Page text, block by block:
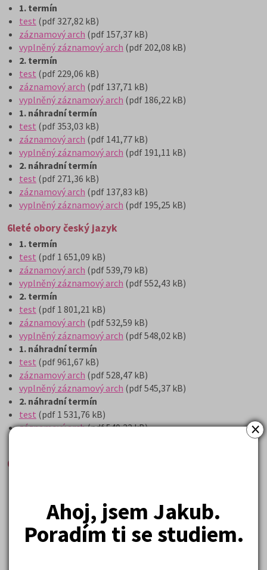
×
Ahoj, jsem Jakub.
Poradím ti se studiem.
1. termín
test (pdf 327,82 kB)
záznamový arch (pdf 157,37 kB)
vyplněný záznamový arch (pdf 202,08 kB)
2. termín
test (pdf 229,06 kB)
záznamový arch (pdf 137,71 kB)
vyplněný záznamový arch (pdf 186,22 kB)
1. náhradní termín
test (pdf 353,03 kB)
záznamový arch (pdf 141,77 kB)
vyplněný záznamový arch (pdf 191,11 kB)
2. náhradní termín
test (pdf 271,36 kB)
záznamový arch (pdf 137,83 kB)
vyplněný záznamový arch (pdf 195,25 kB)
6leté obory český jazyk
1. termín
test (pdf 1 651,09 kB)
záznamový arch (pdf 539,79 kB)
vyplněný záznamový arch (pdf 552,43 kB)
2. termín
test (pdf 1 801,21 kB)
záznamový arch (pdf 532,59 kB)
vyplněný záznamový arch (pdf 548,02 kB)
1. náhradní termín
test (pdf 961,67 kB)
záznamový arch (pdf 528,47 kB)
vyplněný záznamový arch (pdf 545,37 kB)
2. náhradní termín
test (pdf 1 531,76 kB)
záznamový arch(pdf 540,32 kB)
6leté obory matematika
záznamový arch (pdf 232,21 kB)
vyplněný záznamový arch(pdf 318,67 kB)
2. termín
test
(pdf 216,80 kB)